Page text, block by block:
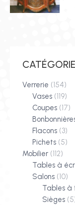
Verrerie (154)
Vases (119)
Coupes (17)
Flacons (3)
Pichets (5)
Mobilier (112)
Tables à
Salons (10)
Tables à
Sièges